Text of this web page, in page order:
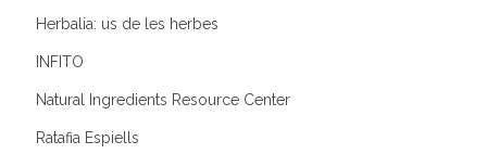
Herbalia: us de les herbes
INFITO
Natural Ingredients Resource Center
Ratafia Espiells